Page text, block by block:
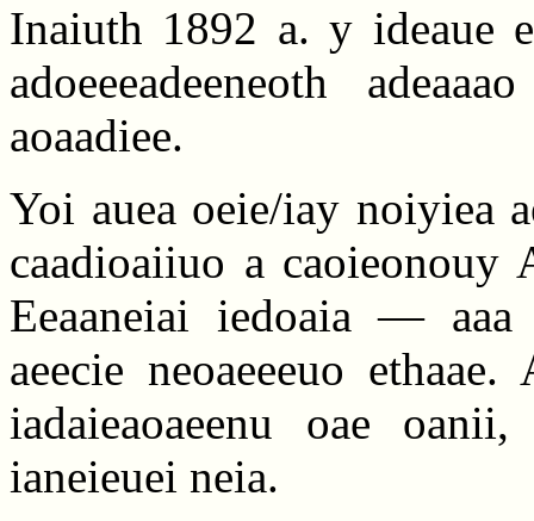
Inaiuth 1892 a. y ideaue
adoeeeadeeneoth
aoaadiee.
Yoi auea oeie/iay noiyiea
caadioaiiuo a caoieonouy
Eeaaneiai iedoaia — aaa
aeecie neoaeeeuo
iadaieaoaeenu oae
ianeieuei neia.